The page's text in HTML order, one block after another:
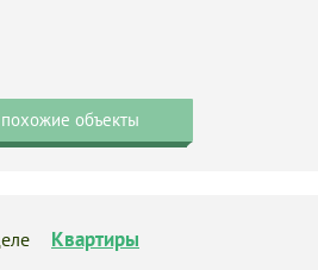
объекты
Квартиры